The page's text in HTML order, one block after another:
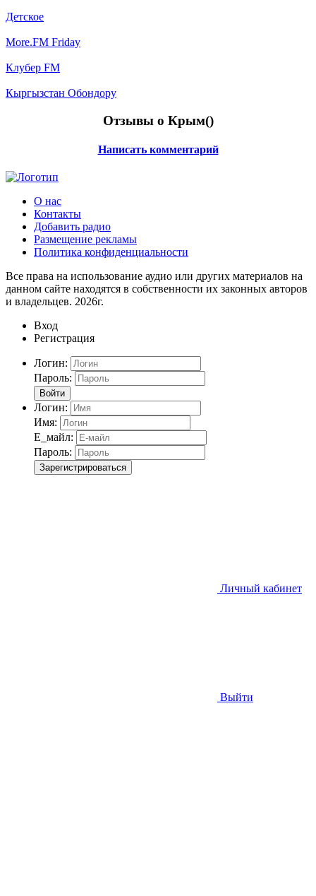
Детское
More.FM Friday
Клубер FM
Кыргызстан Обондору
Отзывы о Крым()
Написать комментарий
О нас
Контакты
Добавить радио
Размещение рекламы
Политика конфиденциальности
Все права на использование аудио или других материалов на
данном сайте находятся в собственности их законных авторов
и владельцев. 2026г.
Вход
Регистрация
Логин:
Пароль:
Войти
Логин:
Имя:
Е_майл:
Пароль:
Зарегистрироваться
Личный кабинет
Выйти